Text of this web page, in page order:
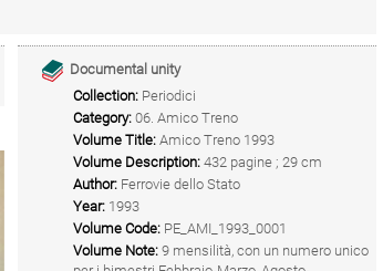
Documental unity
Collection: Periodici
Category: 06. Amico Treno
Volume Title: Amico Treno 1993
Volume Description: 432 pagine ; 29 cm
Author: Ferrovie dello Stato
Year: 1993
Volume Code: PE_AMI_1993_0001
Volume Note: 9 mensilità, con un numero unico